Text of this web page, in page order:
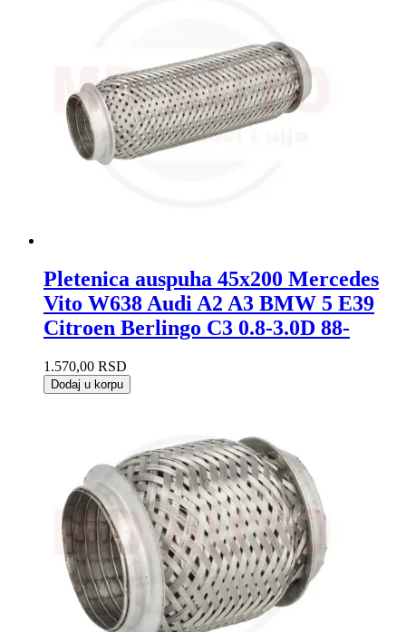
Pletenica auspuha 45x200 Mercedes
Vito W638 Audi A2 A3 BMW 5 E39
Citroen Berlingo C3 0.8-3.0D 88-
1.570,00 RSD
Dodaj u korpu